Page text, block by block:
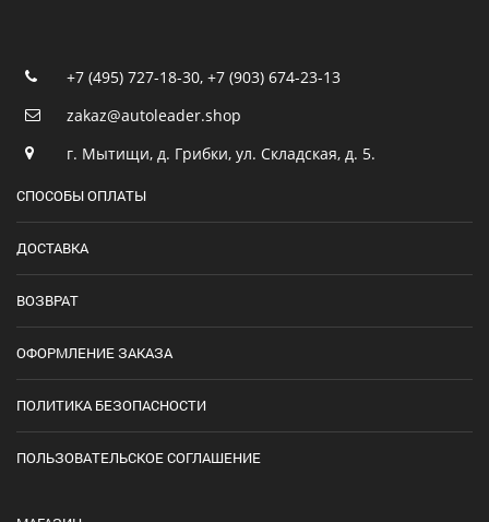
+7 (495) 727-18-30, +7 (903) 674-23-13
zakaz@autoleader.shop
г. Мытищи, д. Грибки, ул. Складская, д. 5.
СПОСОБЫ ОПЛАТЫ
ДОСТАВКА
ВОЗВРАТ
ОФОРМЛЕНИЕ ЗАКАЗА
ПОЛИТИКА БЕЗОПАСНОСТИ
ПОЛЬЗОВАТЕЛЬСКОЕ СОГЛАШЕНИЕ